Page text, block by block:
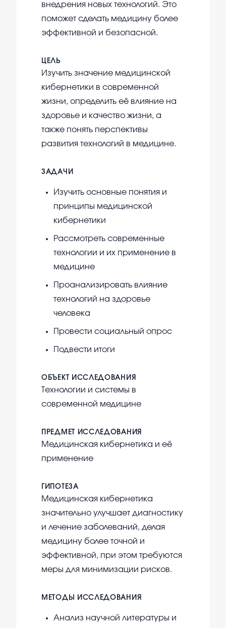
внедрения новых технологий. Это
поможет сделать медицину более
эффективной и безопасной.
ЦЕЛЬ
Изучить значение медицинской
кибернетики в современной
жизни, определить её влияние на
здоровье и качество жизни, а
также понять перспективы
развития технологий в медицине.
ЗАДАЧИ
Изучить основные понятия и
принципы медицинской
кибернетики
Рассмотреть современные
технологии и их применение в
медицине
Проанализировать влияние
технологий на здоровье
человека
Провести социальный опрос
Подвести итоги
ОБЪЕКТ ИССЛЕДОВАНИЯ
Технологии и системы в
современной медицине
ПРЕДМЕТ ИССЛЕДОВАНИЯ
Медицинская кибернетика и её
применение
ГИПОТЕЗА
Медицинская кибернетика
значительно улучшает диагностику
и лечение заболеваний, делая
медицину более точной и
эффективной, при этом требуются
меры для минимизации рисков.
МЕТОДЫ ИССЛЕДОВАНИЯ
Анализ научной литературы и